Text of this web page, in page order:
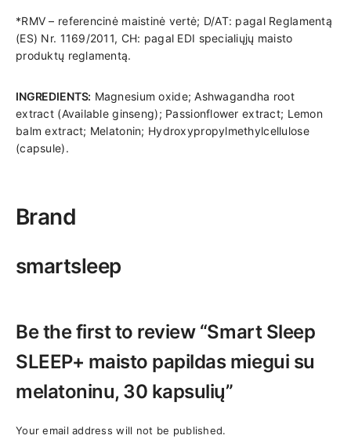
*RMV – referencinė maistinė vertė; D/AT: pagal Reglamentą
(ES) Nr. 1169/2011, CH: pagal EDI specialiųjų maisto
produktų reglamentą.
INGREDIENTS: Magnesium oxide; Ashwagandha root
extract (Available ginseng); Passionflower extract; Lemon
balm extract; Melatonin; Hydroxypropylmethylcellulose
(capsule).
Brand
smartsleep
Be the first to review “Smart Sleep
SLEEP+ maisto papildas miegui su
melatoninu, 30 kapsulių”
Your email address will not be published.